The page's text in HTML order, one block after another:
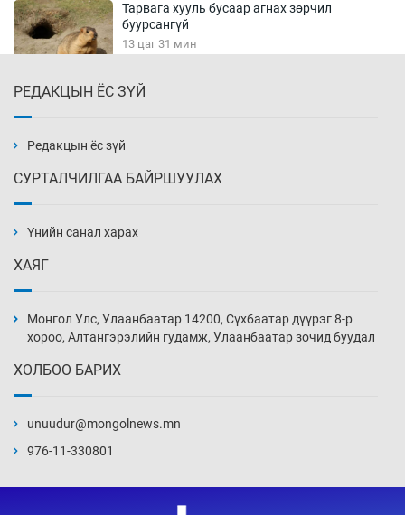
Тарвага хууль бусаар агнах зөрчил
буурсангүй
13 цаг 31 мин
14 цаг 1 мин
14 цаг 31 мин
15 цаг 1 мин
хэмжээг шинэчлэн тогтоох нь
РЕДАКЦЫН ЁС ЗҮЙ
Редакцын ёс зүй
СУРТАЛЧИЛГАА БАЙРШУУЛАХ
Үнийн санал харах
ХАЯГ
Монгол Улс, Улаанбаатар 14200, Сүхбаатар дүүрэг 8-р
хороо, Алтангэрэлийн гудамж, Улаанбаатар зочид буудал
ХОЛБОО БАРИХ
unuudur@mongolnews.mn
976-11-330801